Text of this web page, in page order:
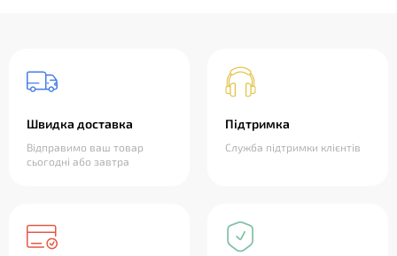
Швидка доставка
Відправимо ваш товар
сьогодні або завтра
Підтримка
Служба підтримки клієнтів